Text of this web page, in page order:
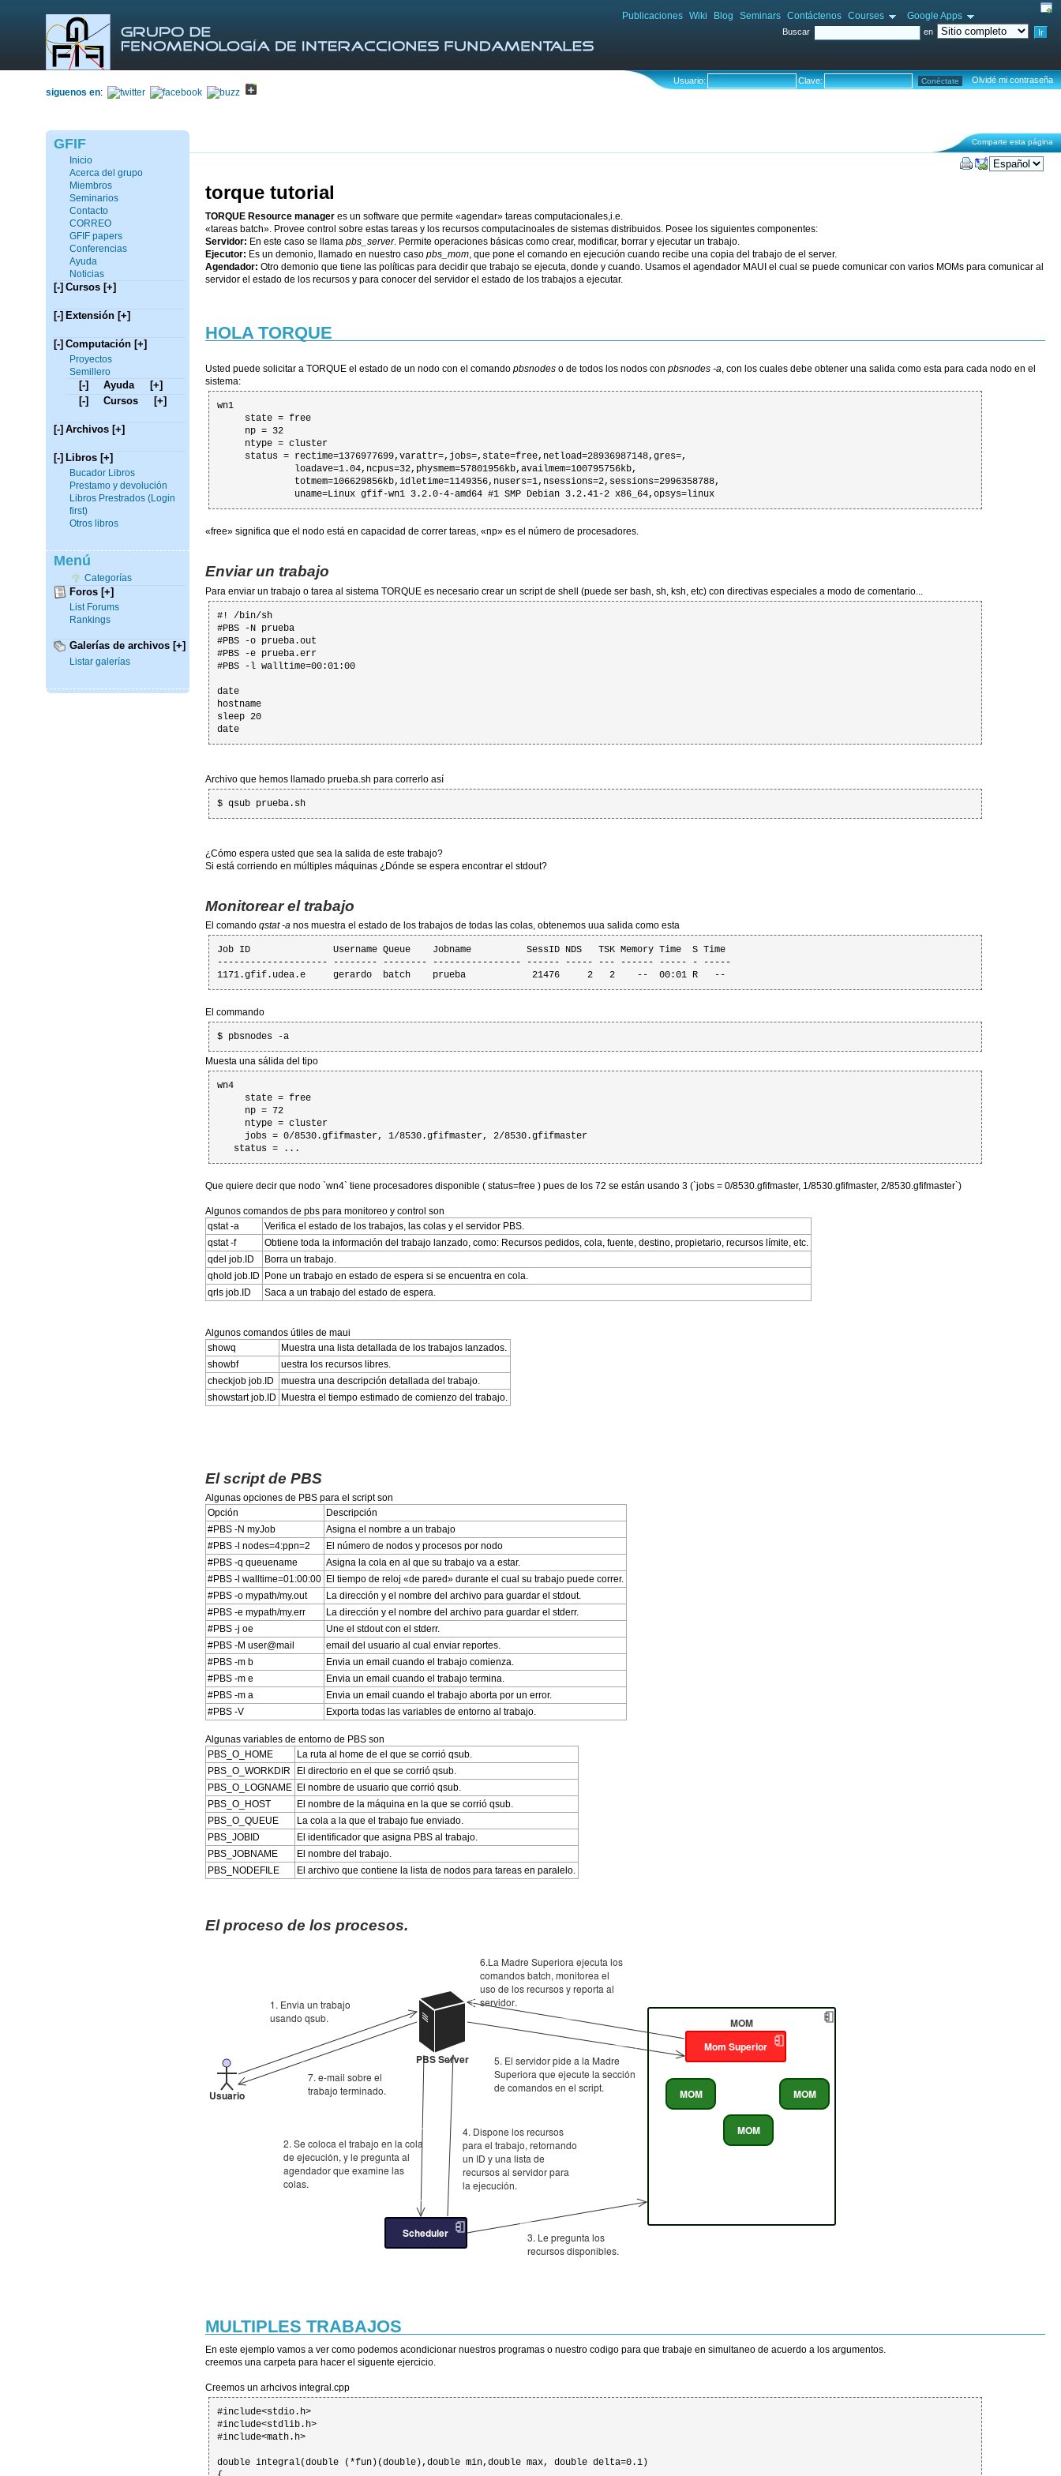
Buscar en
Publicaciones Wiki Blog Seminars Contáctenos Courses Google Apps
Usuario: Clave: Olvidé mi contraseña
siguenos en:
Comparte esta página
torque tutorial
TORQUE Resource manager es un software que permite «agendar» tareas computacionales,i.e.
«tareas batch». Provee control sobre estas tareas y los recursos computacinoales de sistemas distribuidos. Posee los siguientes componentes:
Servidor: En este caso se llama pbs_server. Permite operaciones básicas como crear, modificar, borrar y ejecutar un trabajo.
Ejecutor: Es un demonio, llamado en nuestro caso pbs_mom, que pone el comando en ejecución cuando recibe una copia del trabajo de el server.
Agendador: Otro demonio que tiene las políticas para decidir que trabajo se ejecuta, donde y cuando. Usamos el agendador MAUI el cual se puede comunicar con varios MOMs para comunicar al
servidor el estado de los recursos y para conocer del servidor el estado de los trabajos a ejecutar.
HOLA TORQUE
Usted puede solicitar a TORQUE el estado de un nodo con el comando pbsnodes o de todos los nodos con pbsnodes -a , con los cuales debe obtener una salida como esta para cada nodo en el
sistema:
wn1
     state = free
     np = 32
     ntype = cluster
     status = rectime=1376977699,varattr=,jobs=,state=free,netload=28936987148,gres=,
              loadave=1.04,ncpus=32,physmem=57801956kb,availmem=100795756kb,
              totmem=106629856kb,idletime=1149356,nusers=1,nsessions=2,sessions=2996358788,
              uname=Linux gfif-wn1 3.2.0-4-amd64 #1 SMP Debian 3.2.41-2 x86_64,opsys=linux
«free» significa que el nodo está en capacidad de correr tareas, «np» es el número de procesadores.
Enviar un trabajo
Para enviar un trabajo o tarea al sistema TORQUE es necesario crear un script de shell (puede ser bash, sh, ksh, etc) con directivas especiales a modo de comentario...
#! /bin/sh
#PBS -N prueba
#PBS -o prueba.out
#PBS -e prueba.err
#PBS -l walltime=00:01:00
date
hostname
sleep 20
date
Archivo que hemos llamado prueba.sh para correrlo así
$ qsub prueba.sh
¿Cómo espera usted que sea la salida de este trabajo?
Si está corriendo en múltiples máquinas ¿Dónde se espera encontrar el stdout?
Monitorear el trabajo
El comando qstat -a nos muestra el estado de los trabajos de todas las colas, obtenemos uua salida como esta
Job ID               Username Queue    Jobname          SessID NDS   TSK Memory Time  S Time
-------------------- -------- -------- ---------------- ------ ----- --- ------ ----- - -----
1171.gfif.udea.e     gerardo  batch    prueba            21476     2   2    --  00:01 R   --
El commando
$ pbsnodes -a
Muesta una sálida del tipo
wn4
     state = free
     np = 72
     ntype = cluster
     jobs = 0/8530.gfifmaster, 1/8530.gfifmaster, 2/8530.gfifmaster
   status = ...
Que quiere decir que nodo `wn4` tiene procesadores disponible ( status=free ) pues de los 72 se están usando 3 (`jobs = 0/8530.gfifmaster, 1/8530.gfifmaster, 2/8530.gfifmaster`)
Algunos comandos de pbs para monitoreo y control son
qstat -a
Verifica el estado de los trabajos, las colas y el servidor PBS.
qstat -f
Obtiene toda la información del trabajo lanzado, como: Recursos pedidos, cola, fuente, destino, propietario, recursos límite, etc.
qdel job.ID
Borra un trabajo.
qhold job.ID
Pone un trabajo en estado de espera si se encuentra en cola.
qrls job.ID
Saca a un trabajo del estado de espera.
Algunos comandos útiles de maui
showq
Muestra una lista detallada de los trabajos lanzados.
showbf
uestra los recursos libres.
checkjob job.ID
muestra una descripción detallada del trabajo.
showstart job.ID
Muestra el tiempo estimado de comienzo del trabajo.
El script de PBS
Algunas opciones de PBS para el script son
Opción
Descripción
#PBS -N myJob
Asigna el nombre a un trabajo
#PBS -l nodes=4:ppn=2
El número de nodos y procesos por nodo
#PBS -q queuename
Asigna la cola en al que su trabajo va a estar.
#PBS -l walltime=01:00:00 El tiempo de reloj «de pared» durante el cual su trabajo puede correr.
#PBS -o mypath/my.out
La dirección y el nombre del archivo para guardar el stdout.
#PBS -e mypath/my.err
La dirección y el nombre del archivo para guardar el stderr.
#PBS -j oe
Une el stdout con el stderr.
#PBS -M user@mail
email del usuario al cual enviar reportes.
#PBS -m b
Envia un email cuando el trabajo comienza.
#PBS -m e
Envia un email cuando el trabajo termina.
#PBS -m a
Envia un email cuando el trabajo aborta por un error.
#PBS -V
Exporta todas las variables de entorno al trabajo.
Algunas variables de entorno de PBS son
PBS_O_HOME
La ruta al home de el que se corrió qsub.
PBS_O_WORKDIR
El directorio en el que se corrió qsub.
PBS_O_LOGNAME El nombre de usuario que corrió qsub.
PBS_O_HOST
El nombre de la máquina en la que se corrió qsub.
PBS_O_QUEUE
La cola a la que el trabajo fue enviado.
PBS_JOBID
El identificador que asigna PBS al trabajo.
PBS_JOBNAME
El nombre del trabajo.
PBS_NODEFILE
El archivo que contiene la lista de nodos para tareas en paralelo.
El proceso de los procesos.
MULTIPLES TRABAJOS
En este ejemplo vamos a ver como podemos acondicionar nuestros programas o nuestro codigo para que trabaje en simultaneo de acuerdo a los argumentos.
creemos una carpeta para hacer el siguente ejercicio.
Creemos un arhcivos integral.cpp
#include<stdio.h>
#include<stdlib.h>
#include<math.h>
double integral(double (*fun)(double),double min,double max, double delta=0.1)
GFIF
Inicio
Acerca del grupo
Miembros
Seminarios
Contacto
CORREO
GFIF papers
Conferencias
Ayuda
Noticias
[-] Cursos [+]
[-] Extensión [+]
[-] Computación [+]
Proyectos
Semillero
[-] Ayuda
[+]
[-]
Cursos [+]
[-] Archivos [+]
[-] Libros [+]
Bucador Libros
Prestamo y devolución
Libros Prestrados (Login
first)
Otros libros
Menú
Categorías
Foros [+]
List Forums
Rankings
Galerías de archivos [+]
Listar galerías